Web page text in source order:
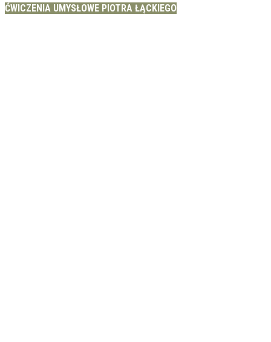
ĆWICZENIA UMYSŁOWE PIOTRA ŁĄCKIEGO